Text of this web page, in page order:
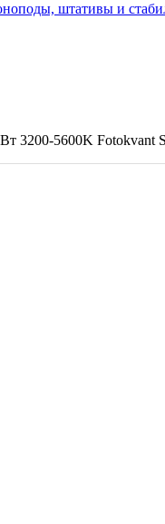
штативы и
3200-5600K Fotokvant